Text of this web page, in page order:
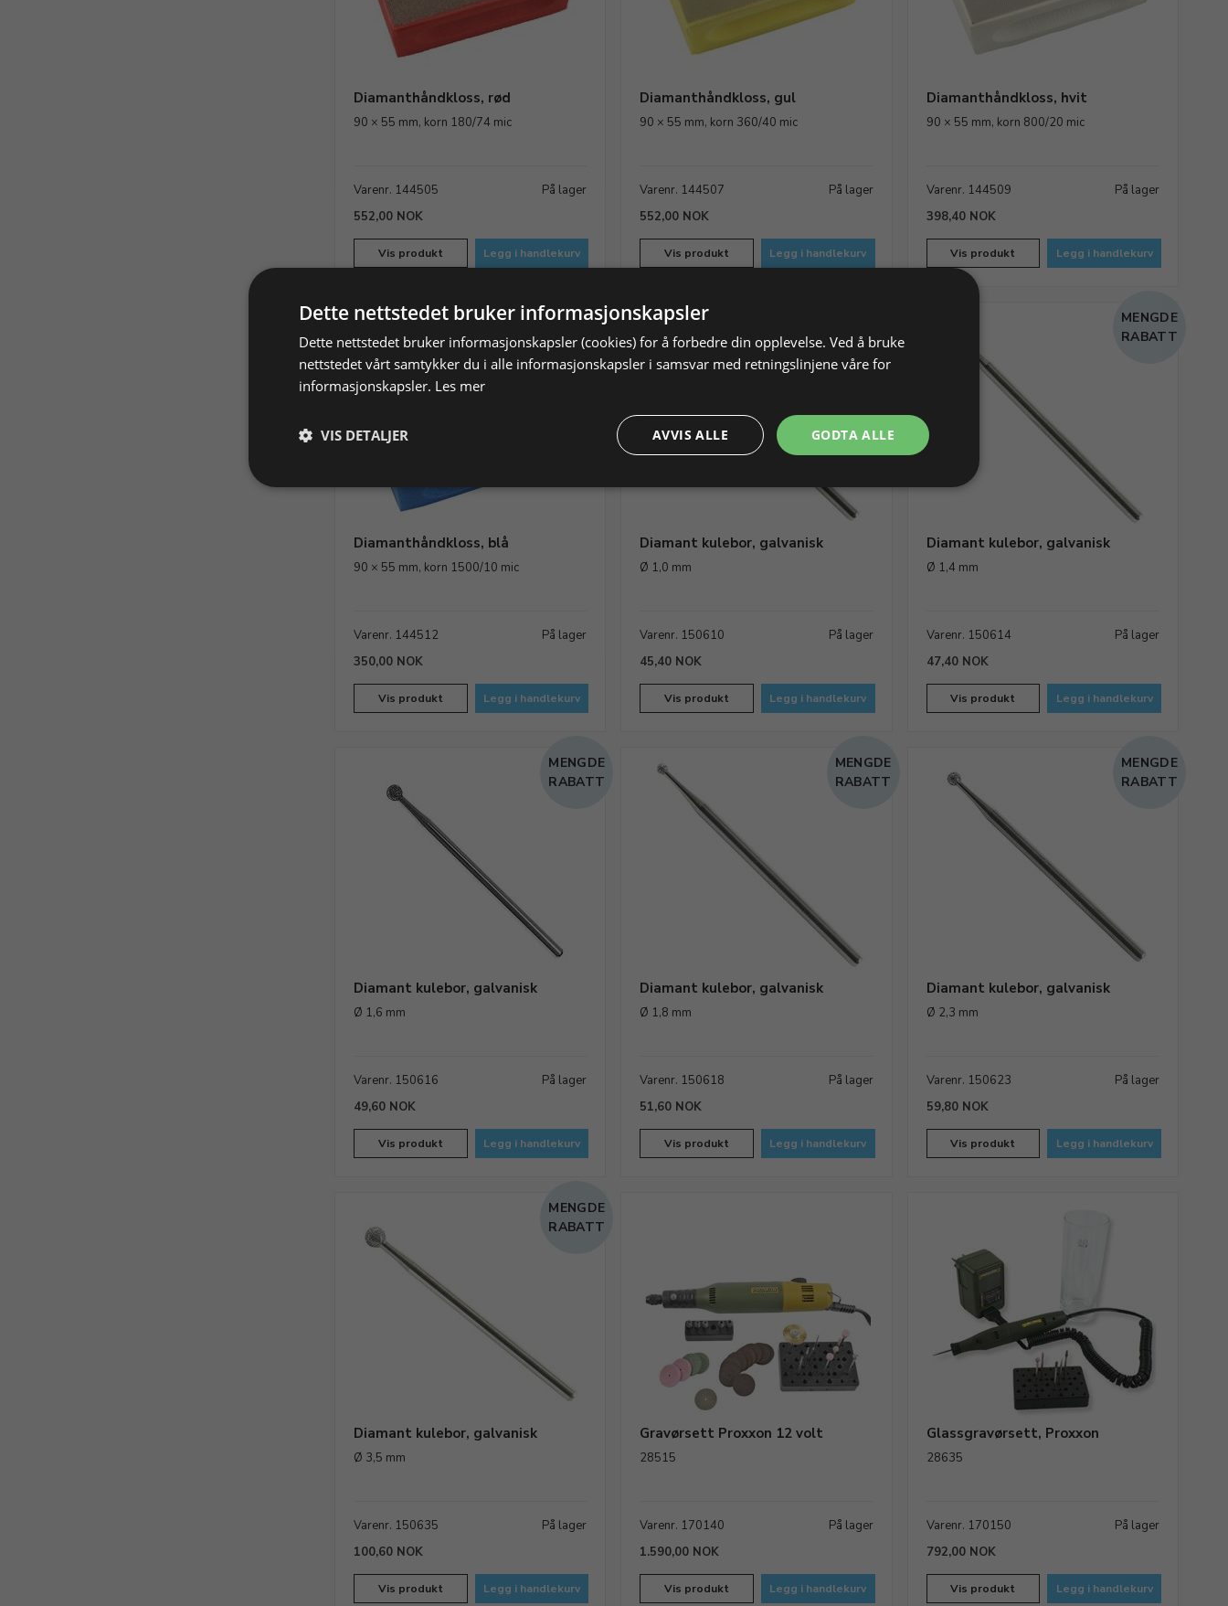
Diamanthåndkloss, rød
90 × 55 mm, korn 180/74 mic
Varenr. 144505
På lager
552,00 NOK
Vis produkt Legg i handlekurv
Diamanthåndkloss, gul
90 × 55 mm, korn 360/40 mic
Varenr. 144507
På lager
552,00 NOK
Vis produkt Legg i handlekurv
Diamanthåndkloss, hvit
90 × 55 mm, korn 800/20 mic
Varenr. 144509
På lager
398,40 NOK
Vis produkt Legg i handlekurv
Diamanthåndkloss, blå
90 × 55 mm, korn 1500/10 mic
Varenr. 144512
På lager
350,00 NOK
Vis produkt Legg i handlekurv
RABATT
Diamant kulebor, galvanisk
Ø 1,0 mm
Varenr. 150610
På lager
45,40 NOK
Vis produkt Legg i handlekurv
MENGDE
RABATT
Diamant kulebor, galvanisk
Ø 1,4 mm
Varenr. 150614
På lager
47,40 NOK
Vis produkt Legg i handlekurv
MENGDE
RABATT
Diamant kulebor, galvanisk
Ø 1,6 mm
Varenr. 150616
På lager
49,60 NOK
Vis produkt Legg i handlekurv
MENGDE
RABATT
Diamant kulebor, galvanisk
Ø 1,8 mm
Varenr. 150618
På lager
51,60 NOK
Vis produkt Legg i handlekurv
MENGDE
RABATT
Diamant kulebor, galvanisk
Ø 2,3 mm
Varenr. 150623
På lager
59,80 NOK
Vis produkt Legg i handlekurv
MENGDE
RABATT
Diamant kulebor, galvanisk
Ø 3,5 mm
Varenr. 150635
På lager
100,60 NOK
Vis produkt Legg i handlekurv
Gravørsett Proxxon 12 volt
28515
Varenr. 170140
På lager
1.590,00 NOK
Vis produkt Legg i handlekurv
Glassgravørsett, Proxxon
28635
Varenr. 170150
På lager
792,00 NOK
Vis produkt Legg i handlekurv
Dette nettstedet bruker informasjonskapsler
Dette nettstedet bruker informasjonskapsler (cookies) for å forbedre din opplevelse. Ved å bruke
nettstedet vårt samtykker du i alle informasjonskapsler i samsvar med retningslinjene våre for
informasjonskapsler. Les mer
GODTA ALLE
AVVIS ALLE
VIS DETALJER